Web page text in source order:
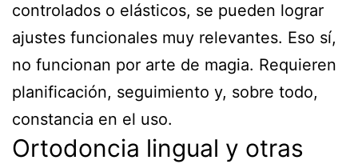
controlados o elásticos, se pueden lograr
ajustes funcionales muy relevantes. Eso sí,
no funcionan por arte de magia. Requieren
planificación, seguimiento y, sobre todo,
constancia en el uso.
Ortodoncia lingual y otras